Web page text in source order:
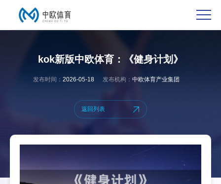
kok新版中欧体育：《健身计划》
发布时间： 2026-05-18 发布机构： 中欧体育产业集团
返回列表